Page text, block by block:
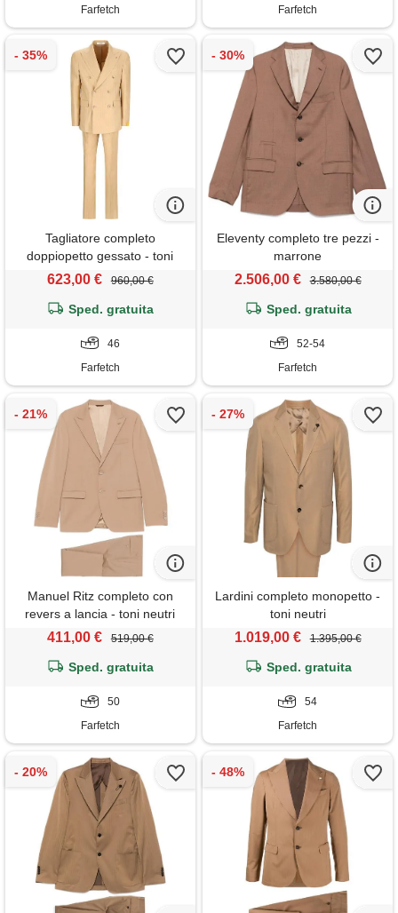
Farfetch
Farfetch
Tagliatore completo
doppiopetto gessato - toni
neutri
623,00 € 960,00 €
Sped. gratuita
46
Farfetch
Eleventy completo tre pezzi -
marrone
2.506,00 € 3.580,00 €
Sped. gratuita
52-54
Farfetch
Manuel Ritz completo con
revers a lancia - toni neutri
411,00 € 519,00 €
Sped. gratuita
50
Farfetch
Lardini completo monopetto -
toni neutri
1.019,00 € 1.395,00 €
Sped. gratuita
54
Farfetch